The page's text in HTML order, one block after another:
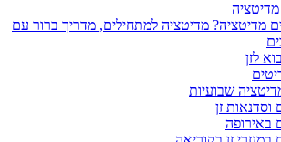
מדיטציה? מדיטציה למתחילים, מדריך ברור עם
לזן
שבועיות
וסדנאות זן
באירופה